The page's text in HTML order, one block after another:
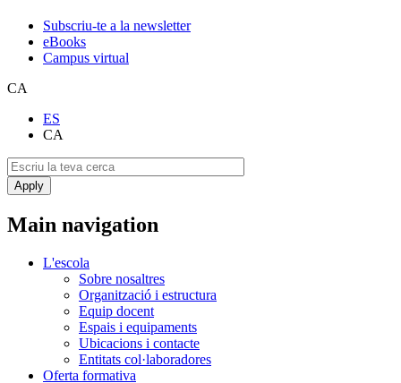
Subscriu-te a la newsletter
eBooks
Campus virtual
CA
ES
CA
Main navigation
L'escola
Sobre nosaltres
Organització i estructura
Equip docent
Espais i equipaments
Ubicacions i contacte
Entitats col·laboradores
Oferta formativa